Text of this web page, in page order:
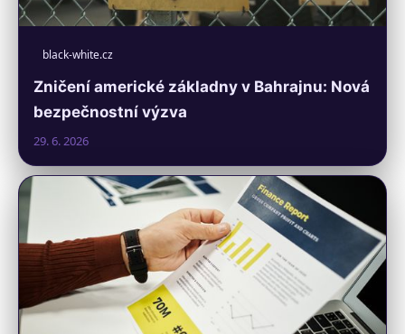
black-white.cz
Zničení americké základny v Bahrajnu: Nová
bezpečnostní výzva
29. 6. 2026